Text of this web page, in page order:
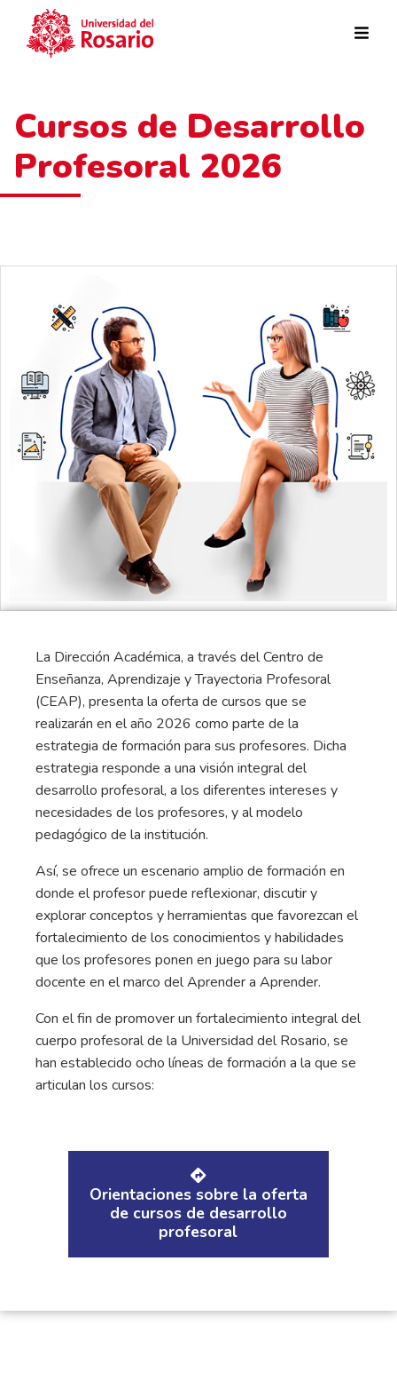
Cursos de Desarrollo
Profesoral 2026
La Dirección Académica, a través del Centro de
Enseñanza, Aprendizaje y Trayectoria Profesoral
(CEAP), presenta la oferta de cursos que se
realizarán en el año 2026 como parte de la
estrategia de formación para sus profesores. Dicha
estrategia responde a una visión integral del
desarrollo profesoral, a los diferentes intereses y
necesidades de los profesores, y al modelo
pedagógico de la institución.
Así, se ofrece un escenario amplio de formación en
donde el profesor puede reflexionar, discutir y
explorar conceptos y herramientas que favorezcan el
fortalecimiento de los conocimientos y habilidades
que los profesores ponen en juego para su labor
docente en el marco del Aprender a Aprender.
Con el fin de promover un fortalecimiento integral del
cuerpo profesoral de la Universidad del Rosario, se
han establecido ocho líneas de formación a la que se
articulan los cursos:
Orientaciones sobre la oferta
de cursos de desarrollo
profesoral